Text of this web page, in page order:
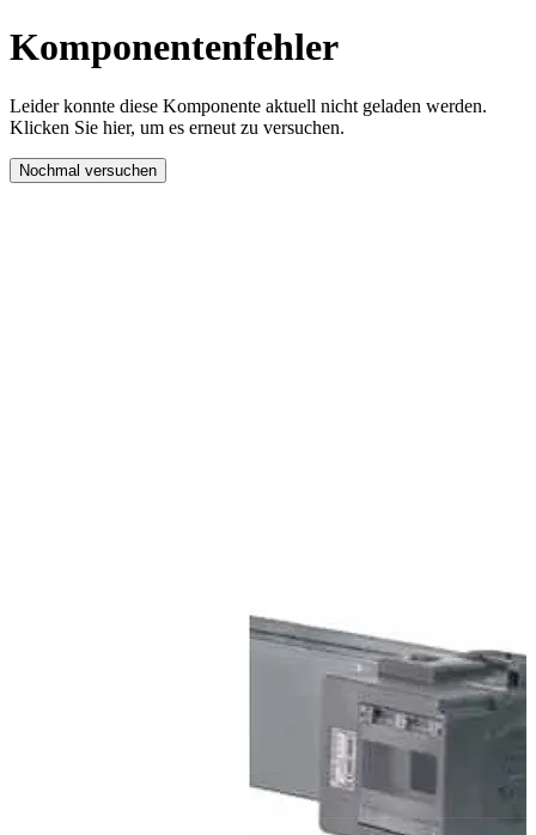
Komponentenfehler
Leider konnte diese Komponente aktuell nicht geladen werden.
Klicken Sie hier, um es erneut zu versuchen.
Nochmal versuchen